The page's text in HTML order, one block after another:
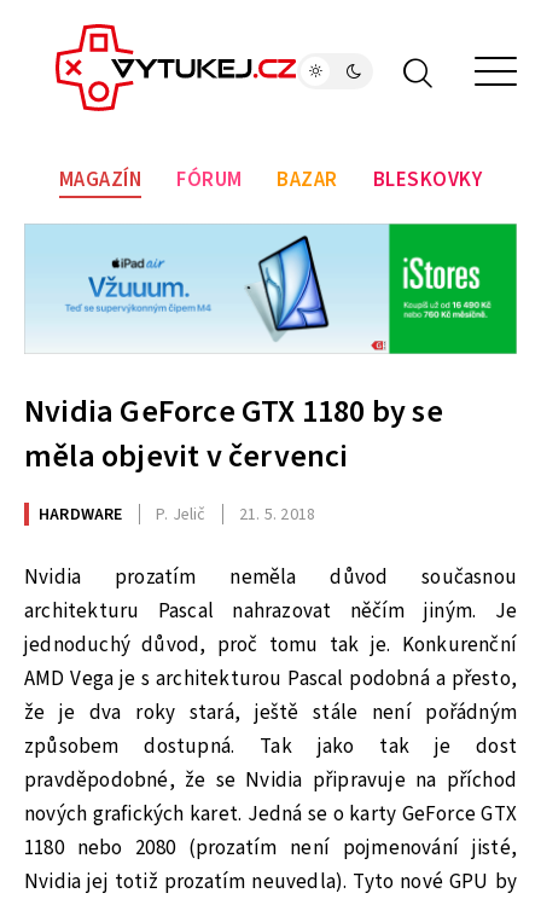
MAGAZÍN FÓRUM BAZAR BLESKOVKY
Nvidia GeForce GTX 1180 by se
měla objevit v červenci
HARDWARE P. Jelič 21. 5. 2018
Nvidia prozatím neměla důvod současnou
architekturu Pascal nahrazovat něčím jiným. Je
jednoduchý důvod, proč tomu tak je. Konkurenční
AMD Vega je s architekturou Pascal podobná a přesto,
že je dva roky stará, ještě stále není pořádným
způsobem dostupná. Tak jako tak je dost
pravděpodobné, že se Nvidia připravuje na příchod
nových grafických karet. Jedná se o karty GeForce GTX
1180 nebo 2080 (prozatím není pojmenování jisté,
Nvidia jej totiž prozatím neuvedla). Tyto nové GPU by